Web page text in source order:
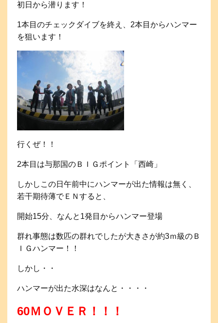
初日から潜ります！
1本目のチェックダイブを終え、2本目からハンマー
を狙います！
行くぜ！！
2本目は与那国のＢＩＧポイント「西崎」
しかしこの日午前中にハンマーが出た情報は無く、
若干期待薄でＥＮすると、
開始15分、なんと1発目からハンマー登場
群れ事態は数匹の群れでしたが大きさが約3ｍ級のＢ
ＩＧハンマー！！
しかし・・
ハンマーが出た水深はなんと・・・・
60ＭＯＶＥＲ！！！